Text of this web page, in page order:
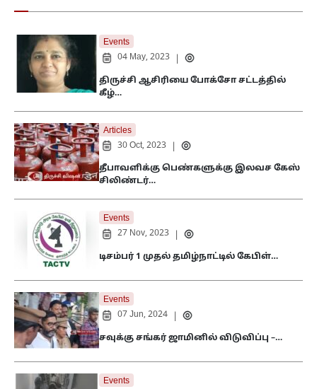
Events
04 May, 2023
திருச்சி ஆசிரியை போக்சோ சட்டத்தில்
கீழ்…
Articles
30 Oct, 2023
தீபாவளிக்கு பெண்களுக்கு இலவச கேஸ்
சிலிண்டர்…
Events
27 Nov, 2023
டிசம்பர் 1 முதல் தமிழ்நாட்டில் கேபிள்…
Events
07 Jun, 2024
சவுக்கு சங்கர் ஜாமினில் விடுவிப்பு –…
Events